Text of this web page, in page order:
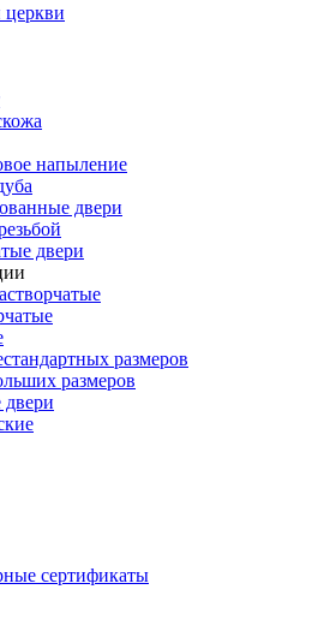
напыление
двери
двери
размеров
размеров
сертификаты